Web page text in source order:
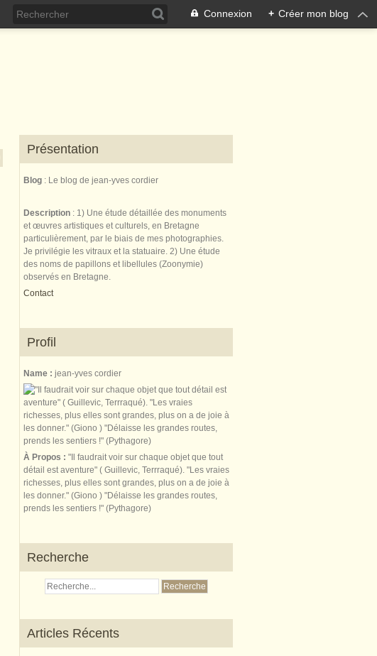
Connexion + Créer mon blog
Présentation
Blog : Le blog de jean-yves cordier
Description : 1) Une étude détaillée des monuments
et œuvres artistiques et culturels, en Bretagne
particulièrement, par le biais de mes photographies.
Je privilégie les vitraux et la statuaire. 2) Une étude
des noms de papillons et libellules (Zoonymie)
observés en Bretagne.
Contact
Profil
Name : jean-yves cordier
À Propos : "Il faudrait voir sur chaque objet que tout
détail est aventure" ( Guillevic, Terrraqué). "Les vraies
richesses, plus elles sont grandes, plus on a de joie à
les donner." (Giono ) "Délaisse les grandes routes,
prends les sentiers !" (Pythagore)
Recherche
Articles Récents